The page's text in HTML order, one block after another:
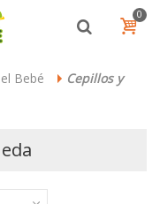
0
Bebé > Cepillos y